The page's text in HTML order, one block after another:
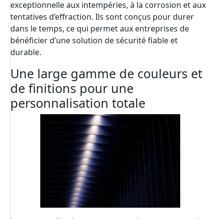
exceptionnelle aux intempéries, à la corrosion et aux
tentatives d’effraction. Ils sont conçus pour durer
dans le temps, ce qui permet aux entreprises de
bénéficier d’une solution de sécurité fiable et
durable.
Une large gamme de couleurs et
de finitions pour une
personnalisation totale